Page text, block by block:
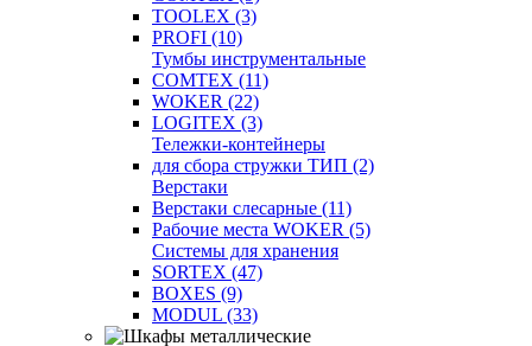
TOOLEX (3)
PROFI (10)
Тумбы инструментальные
COMTEX (11)
WOKER (22)
LOGITEX (3)
Тележки-контейнеры
для сбора стружки ТИП (2)
Верстаки
Верстаки слесарные (11)
Рабочие места WOKER (5)
Системы для хранения
SORTEX (47)
BOXES (9)
MODUL (33)